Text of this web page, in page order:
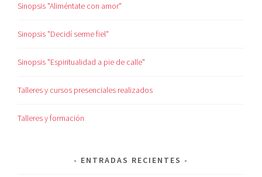
Sinopsis "Aliméntate con amor"
Sinopsis "Decidí serme fiel"
Sinopsis "Espiritualidad a pie de calle"
Talleres y cursos presenciales realizados
Talleres y formación
ENTRADAS RECIENTES